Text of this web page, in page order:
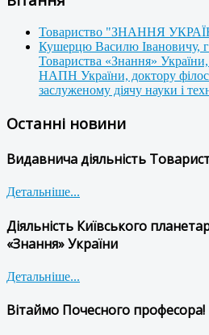
Товариство "ЗНАННЯ
Кушерцю Василю Івановичу,
Товариства «Знання»
НАПН України, доктору
заслуженому діячу науки і
Останні новини
Видавнича діяльність
Детальніше...
Діяльність Київського
«Знання» України
Детальніше...
Вітаймо Почесного професора!